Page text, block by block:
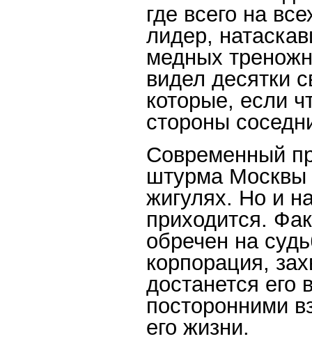
где всего на
лидер,
медных
видел десятки
которые, если
стороны
Современный
штурма Москвы
жигулях. Но и
приходится.
обречен на
корпорация,
достанется его
посторонними
его жизни.